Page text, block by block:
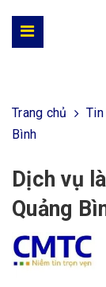
Trang chủ
Bình
Dịch vụ
Quảng